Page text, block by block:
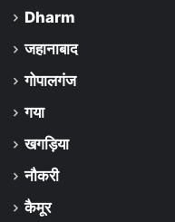
Dharm
जहानाबाद
गोपालगंज
गया
खगड़िया
नौकरी
कैमूर